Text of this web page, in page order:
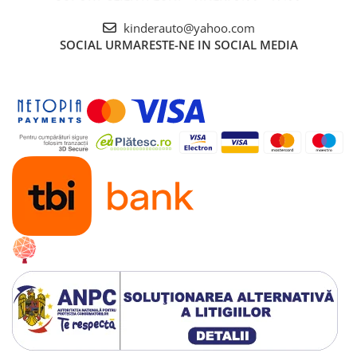
kinderauto@yahoo.com
SOCIAL URMARESTE-NE IN SOCIAL MEDIA